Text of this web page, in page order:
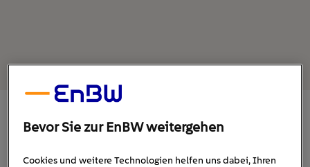
24. Oktober 2022 1min
Bevor Sie zur EnBW weitergehen
Cookies und weitere Technologien helfen uns dabei, Ihren